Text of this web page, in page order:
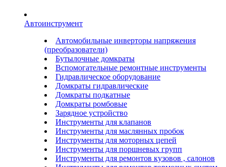
Автоинструмент
Автомобильные инверторы напряжения
(преобразователи)
Бутылочные домкраты
Вспомогательные ремонтные инструменты
Гидравлическое оборудование
Домкраты гидравлические
Домкраты подкатные
Домкраты ромбовые
Зарядное устройство
Инструменты для клапанов
Инструменты для маслянных пробок
Инструменты для моторных цепей
Инструменты для поршневых групп
Инструменты для ремонтов кузовов , салонов